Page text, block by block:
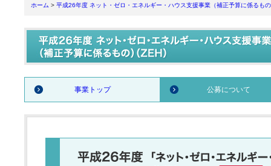
ホーム > 平成26年度 ネット・ゼロ・エネルギー・ハウス支援事業（補正予算に係るも
事業トップ 公募について